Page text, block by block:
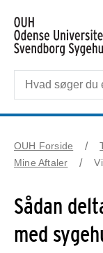
OUH Forside
Mine Aftaler
Sådan
med